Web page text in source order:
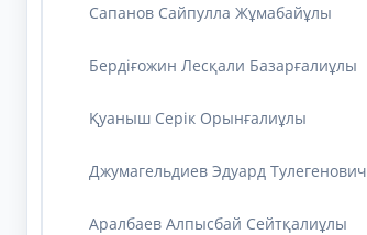
Сапанов Сайпулла Жұмабайұлы
Бердіғожин Лесқали Базарғалиұлы
Қуаныш Серік Орынғалиұлы
Джумагельдиев Эдуард Тулегенович
Аралбаев Алпысбай Сейтқалиұлы